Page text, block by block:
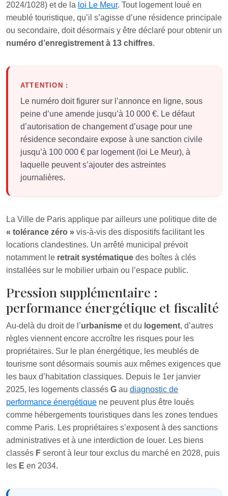
2024/1028) et de la loi Le Meur. Tout logement loué en
meublé touristique, qu’il s’agisse d’une résidence principale
ou secondaire, doit désormais y être déclaré pour obtenir un
numéro d’enregistrement à 13 chiffres.
ATTENTION :
Le numéro doit figurer sur l’annonce en ligne, sous
peine d’une amende jusqu’à 10 000 €. Le défaut
d’autorisation de changement d’usage pour une
résidence secondaire expose à une sanction civile
jusqu’à 100 000 € par logement (loi Le Meur), à
laquelle peuvent s’ajouter des astreintes
journalières.
La Ville de Paris applique par ailleurs une politique dite de
« tolérance zéro » vis-à-vis des dispositifs facilitant les
locations clandestines. Un arrêté municipal prévoit
notamment le retrait systématique des boîtes à clés
installées sur le mobilier urbain ou l’espace public.
Pression supplémentaire :
performance énergétique et fiscalité
Au-delà du droit de l’urbanisme et du logement, d’autres
règles viennent encore accroître les risques pour les
propriétaires. Sur le plan énergétique, les meublés de
tourisme sont désormais soumis aux mêmes exigences que
les baux d’habitation classiques. Depuis le 1er janvier
2025, les logements classés G au diagnostic de
performance énergétique ne peuvent plus être loués
comme hébergements touristiques dans les zones tendues
comme Paris. Les propriétaires s’exposent à des sanctions
administratives et à une interdiction de louer. Les biens
classés F seront à leur tour exclus du marché en 2028, puis
les E en 2034.